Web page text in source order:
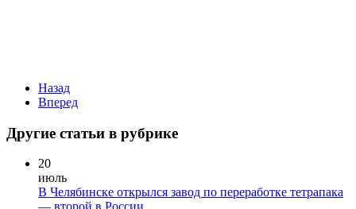
Назад
Вперед
Другие статьи в рубрике
20
июль
В Челябинске открылся завод по переработке тетрапака